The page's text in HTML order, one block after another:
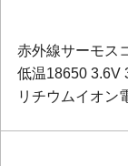
赤外線サーモス
低温18650 3.6V
リチウムイオン